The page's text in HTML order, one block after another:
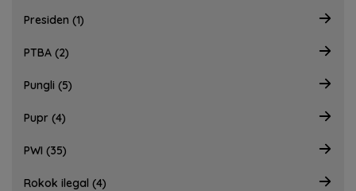
Presiden (1)
PTBA (2)
Pungli (5)
Pupr (4)
PWI (35)
Rokok ilegal (4)